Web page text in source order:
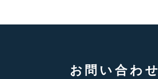
お問い合わせ